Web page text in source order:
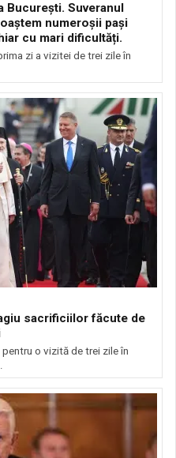
București. Suveranul
numeroșii pași
cu mari dificultăți.
zi a vizitei de trei zile în
sacrificiilor făcute de
o vizită de trei zile în